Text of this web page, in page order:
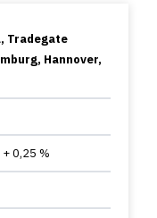
Tradegate
Hannover,
0,25 %